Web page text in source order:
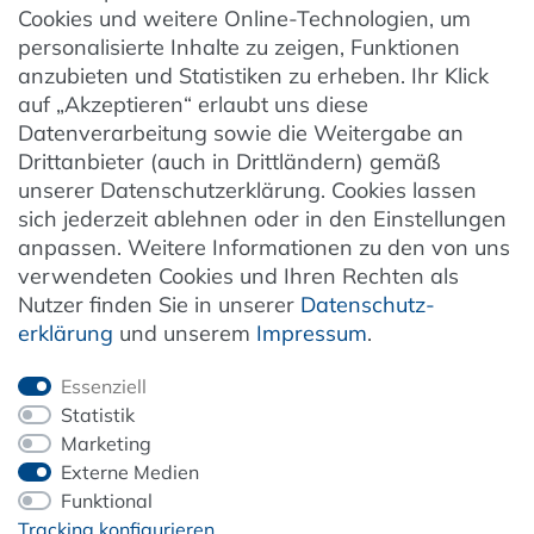
AGB
Barrierefreiheit
Hinweise zur Batterieentsorgung
Entsorgung von Elektro-Altgeräten
Vertrag widerrufen
Newsletter
Jetzt anmelden
ZAHLUNG & VERSAND
Cookies und weitere Online-Technologien, um
personalisierte Inhalte zu zeigen, Funktionen
anzubieten und Statistiken zu erheben. Ihr Klick
auf „Akzeptieren“ erlaubt uns diese
Datenverarbeitung sowie die Weitergabe an
Drittanbieter (auch in Drittländern) gemäß
unserer Datenschutzerklärung. Cookies lassen
sich jederzeit ablehnen oder in den Einstellungen
anpassen. Weitere Informationen zu den von uns
verwendeten Cookies und Ihren Rechten als
Nutzer finden Sie in unserer Daten­schutz­
erklärung und unserem Impressum.
Essenziell
Statistik
Marketing
Externe Medien
Funktional
Tracking konfigurieren